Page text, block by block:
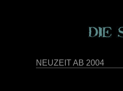
NEUZEIT AB 2004